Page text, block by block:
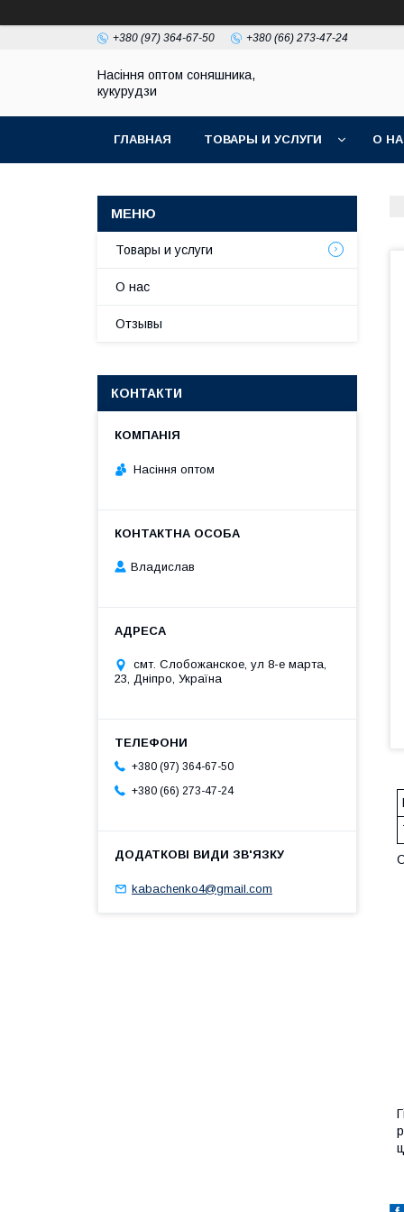
+380 (97) 364-67-50 +380 (66) 273-47-24
Насіння оптом соняшника,
кукурудзи
ГЛАВНАЯ ТОВАРЫ И УСЛУГИ О
Товары и услуги
О нас
Отзывы
КОНТАКТИ
Насіння оптом
Владислав
смт. Слобожанское, ул 8-е марта,
23, Дніпро, Україна
+380 (97) 364-67-50
+380 (66) 273-47-24
kabachenko4@gmail.com